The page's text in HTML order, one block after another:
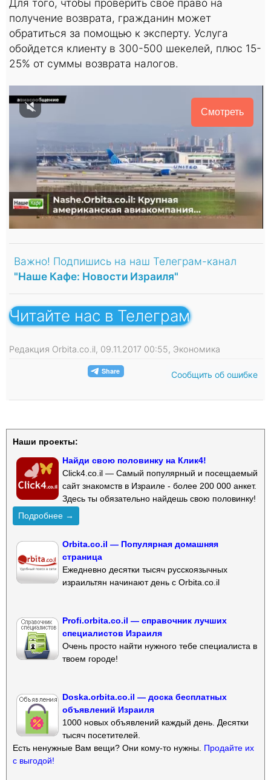
получение возврата, гражданин может
обратиться за помощью к эксперту. Услуга
обойдется клиенту в 300-500 шекелей, плюс 15-
25% от суммы возврата налогов.
Смотреть
Важно! Подпишись на наш Телеграм-канал
"Наше Кафе: Новости Израиля"
Читайте нас в Телеграм
Редакция Orbita.co.il, 09.11.2017 00:55, Экономика
Сообщить об ошибке
Наши проекты:
Найди свою половинку на Клик4!
Click4.co.il — Самый популярный и посещаемый
сайт знакомств в Израиле - более 200 000 анкет.
Здесь ты обязательно найдешь свою половинку!
Подробнее →
Orbita.co.il — Популярная домашняя
страница
Ежедневно десятки тысяч русскоязычных
израильтян начинают день с Orbita.co.il
Profi.orbita.co.il — справочник лучших
специалистов Израиля
Очень просто найти нужного тебе специалиста в
твоем городе!
Doska.orbita.co.il — доска бесплатных
объявлений Израиля
1000 новых объявлений каждый день. Десятки
тысяч посетителей.
Есть ненужные Вам вещи? Они кому-то нужны. Продайте их
с выгодой!